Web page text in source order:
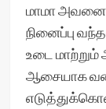
மாமா அவனை
நினைப்பு
உடை
ஆசையாக